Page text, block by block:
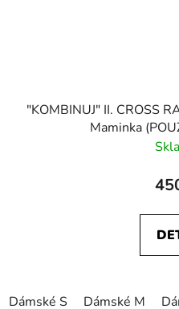
"KOMBINUJ" II. CROSS
Maminka
Dámské S Dámské M